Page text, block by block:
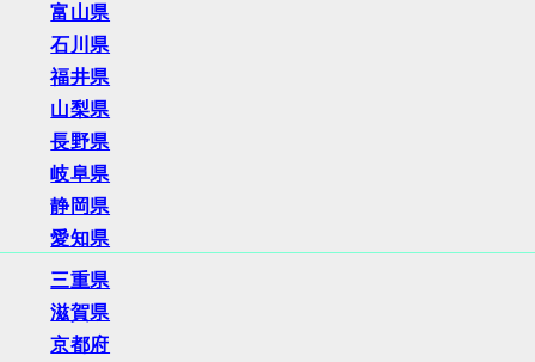
富山県
石川県
福井県
山梨県
長野県
岐阜県
静岡県
愛知県
三重県
滋賀県
京都府